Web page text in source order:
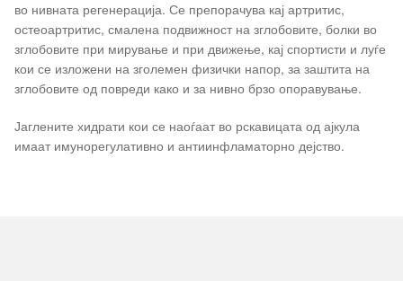
во нивната регенерација. Се препорачува кај артритис,
остеоартритис, смалена подвижност на зглобовите, болки во
зглобовите при мирување и при движење, кај спортисти и луѓе
кои се изложени на зголемен физички напор, за заштита на
зглобовите од повреди како и за нивно брзо опоравување.
Јаглените хидрати кои се наоѓаат во рскавицата од ајкула
имаат имунорегулативно и антиинфламаторно дејство.